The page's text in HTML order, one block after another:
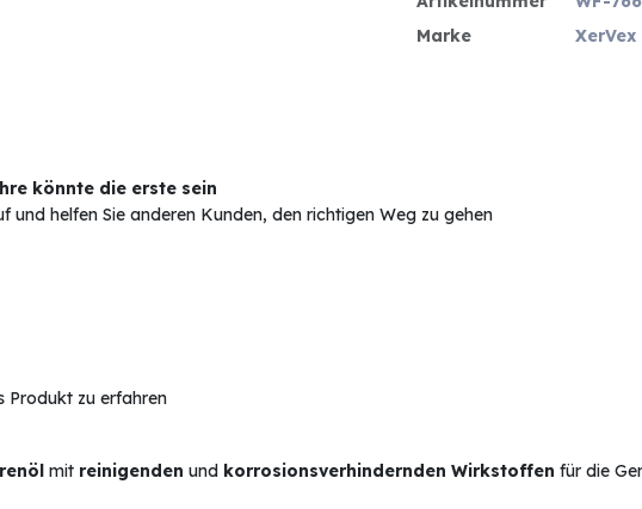
Marke
XerVex
könnte die erste sein
und helfen Sie anderen Kunden, den richtigen Weg zu gehen
Produkt zu erfahren
mit reinigenden und korrosionsverhindernden Wirkstoffen für die